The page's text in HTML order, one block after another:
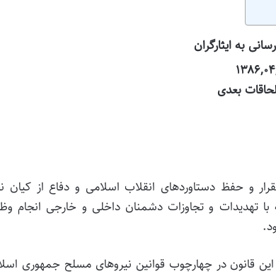
به ایثارگران
۱۳۸۶,۰۴
بعدی
و حفظ دستاوردهای انقلاب اسلامی و دفاع از کیان
تهدیدات و تجاوزات دشمنان داخلی و خارجی انجام
قانون در چهارچوب قوانین نیروهای مسلح جمهوری